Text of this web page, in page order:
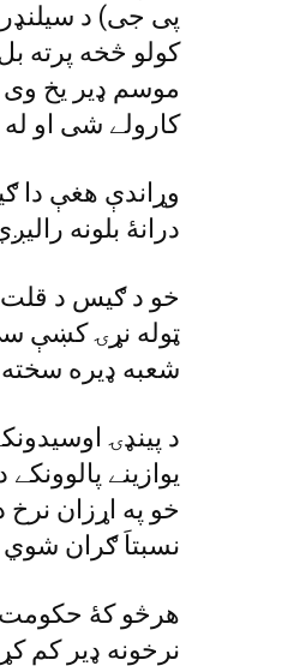
پى جى) د
کولو څخه پرته
موسم ډير يخ وى
کارولے شى او له
وړاندې هغې دا
درانۀ بلونه
خو د ګيس د قلت
ټوله نړۍ کښې
شعبه ډيره
يوازينے
خو په اړزان
نسبتاَ ګران
هرڅو کۀ حکومت
نرخونه ډير کم